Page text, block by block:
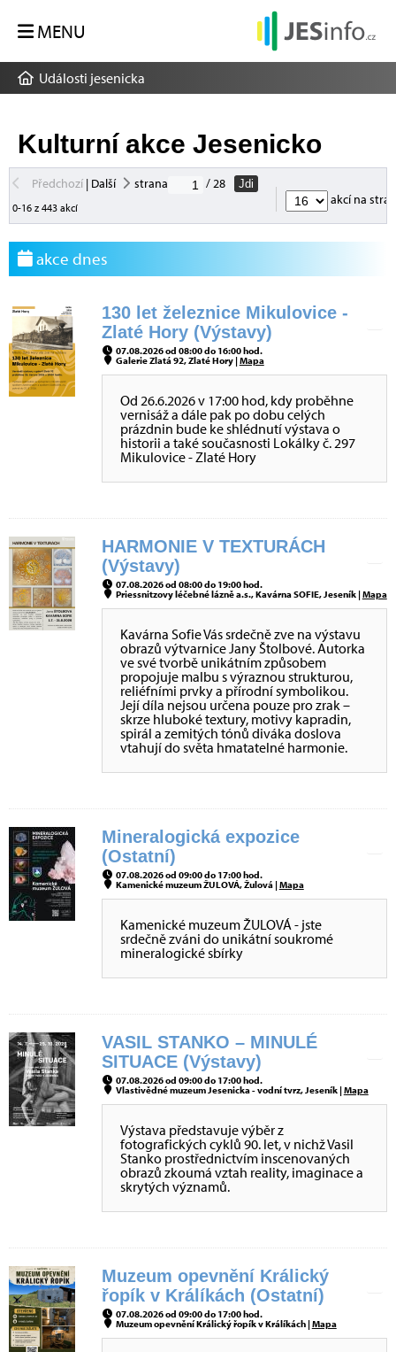
MENU
Události jesenicka
Kulturní akce Jesenicko
Předchozí| Další strana / 28
Jdi
0-16 z 443 akcí
akcí na
akce dnes
130 let železnice Mikulovice -
Zlaté Hory (Výstavy)
07.08.2026 od 08:00 do 16:00 hod.
Galerie Zlatá 92, Zlaté Hory |Mapa
Od 26.6.2026 v 17:00 hod, kdy proběhne
vernisáž a dále pak po dobu celých
prázdnin bude ke shlédnutí výstava o
historii a také současnosti Lokálky č. 297
Mikulovice - Zlaté Hory
HARMONIE V TEXTURÁCH
(Výstavy)
07.08.2026 od 08:00 do 19:00 hod.
Priessnitzovy léčebné lázně a.s., Kavárna SOFIE, Jeseník |Mapa
Kavárna Sofie Vás srdečně zve na výstavu
obrazů výtvarnice Jany Štolbové. Autorka
ve své tvorbě unikátním způsobem
propojuje malbu s výraznou strukturou,
reliéfními prvky a přírodní symbolikou.
Její díla nejsou určena pouze pro zrak –
skrze hluboké textury, motivy kapradin,
spirál a zemitých tónů diváka doslova
vtahují do světa hmatatelné harmonie.
Mineralogická expozice
(Ostatní)
07.08.2026 od 09:00 do 17:00 hod.
Kamenické muzeum ŽULOVÁ, Žulová |Mapa
Kamenické muzeum ŽULOVÁ - jste
srdečně zváni do unikátní soukromé
mineralogické sbírky
VASIL STANKO – MINULÉ
SITUACE (Výstavy)
07.08.2026 od 09:00 do 17:00 hod.
Vlastivědné muzeum Jesenicka - vodní tvrz, Jeseník |Mapa
Výstava představuje výběr z
fotografických cyklů 90. let, v nichž Vasil
Stanko prostřednictvím inscenovaných
obrazů zkoumá vztah reality, imaginace a
skrytých významů.
Muzeum opevnění Králický
řopík v Králíkách (Ostatní)
07.08.2026 od 09:00 do 17:00 hod.
Muzeum opevnění Králický řopík v Králíkách |Mapa